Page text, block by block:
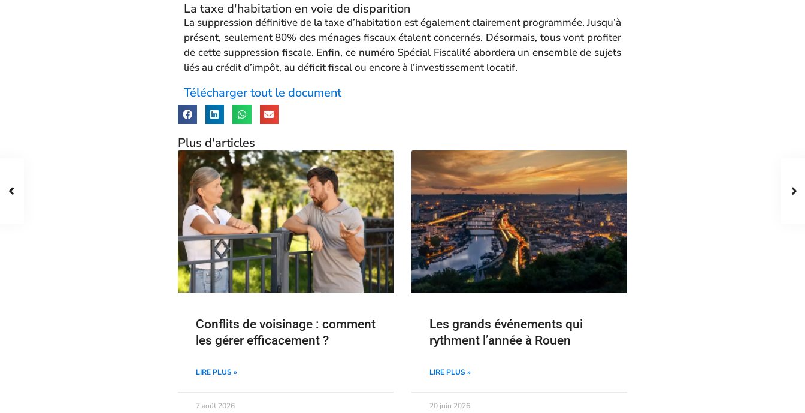
La taxe d'habitation en voie de disparition
La suppression définitive de la taxe d’habitation est également clairement programmée. Jusqu’à
présent, seulement 80% des ménages fiscaux étalent concernés. Désormais, tous vont profiter
de cette suppression fiscale. Enfin, ce numéro Spécial Fiscalité abordera un ensemble de sujets
liés au crédit d’impôt, au déficit fiscal ou encore à l’investissement locatif.
Télécharger tout le document
Plus d'articles
Conflits de voisinage : comment
les gérer efficacement ?
LIRE PLUS »
7 août 2026
Les grands événements qui
rythment l’année à Rouen
LIRE PLUS »
20 juin 2026